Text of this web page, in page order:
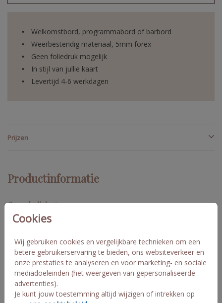
Cookies
Wij gebruiken cookies en vergelijkbare technieken om een
betere gebruikerservaring te bieden, ons websiteverkeer en
onze prestaties te analyseren en voor marketing- en sociale
mediadoeleinden (het weergeven van gepersonaliseerde
advertenties).
Je kunt jouw toestemming altijd wijzigen of intrekken op
Welkomstbord, programmabord of barbord
Weerbestendig materiaal, 5mm forex
Geen foliedruk mogelijk
In stijl van jullie kaart
Levertijd 4-6 werkdagen
Prijzen
Productinformatie
Omschrijving
Met een afmeting van 55x 73 cm heb je hier een echte
de ceremonie en 's avonds bij de entree van jullie feest locatie.
Aaron Belen
Collectie
Aankondigingsproducten